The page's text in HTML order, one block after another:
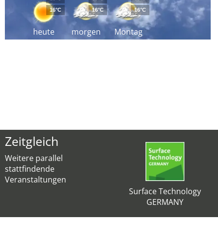
heute
16°C
morgen
16°C
Montag
16°C
Zeitgleich
Weitere parallel
stattfindende
Veranstaltungen
Surface Technology
GERMANY